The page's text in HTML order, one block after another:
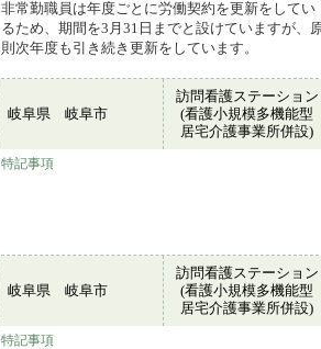
非常勤職員は年度ごとに労働契約を更新をしてい
るため、期間を3月31日までと設けていますが、
則次年度も引き続き更新をしています。
岐阜県 岐阜市
訪問看護ステーション
(看護小規模多機能型
居宅介護事業所併設)
特記事項
岐阜県 岐阜市
訪問看護ステーション
(看護小規模多機能型
居宅介護事業所併設)
特記事項